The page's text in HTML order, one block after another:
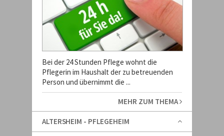
Bei der 24 Stunden Pflege wohnt die
Pflegerin im Haushalt der zu betreuenden
Person und übernimmt die ...
MEHR ZUM THEMA
ALTERSHEIM - PFLEGEHEIM